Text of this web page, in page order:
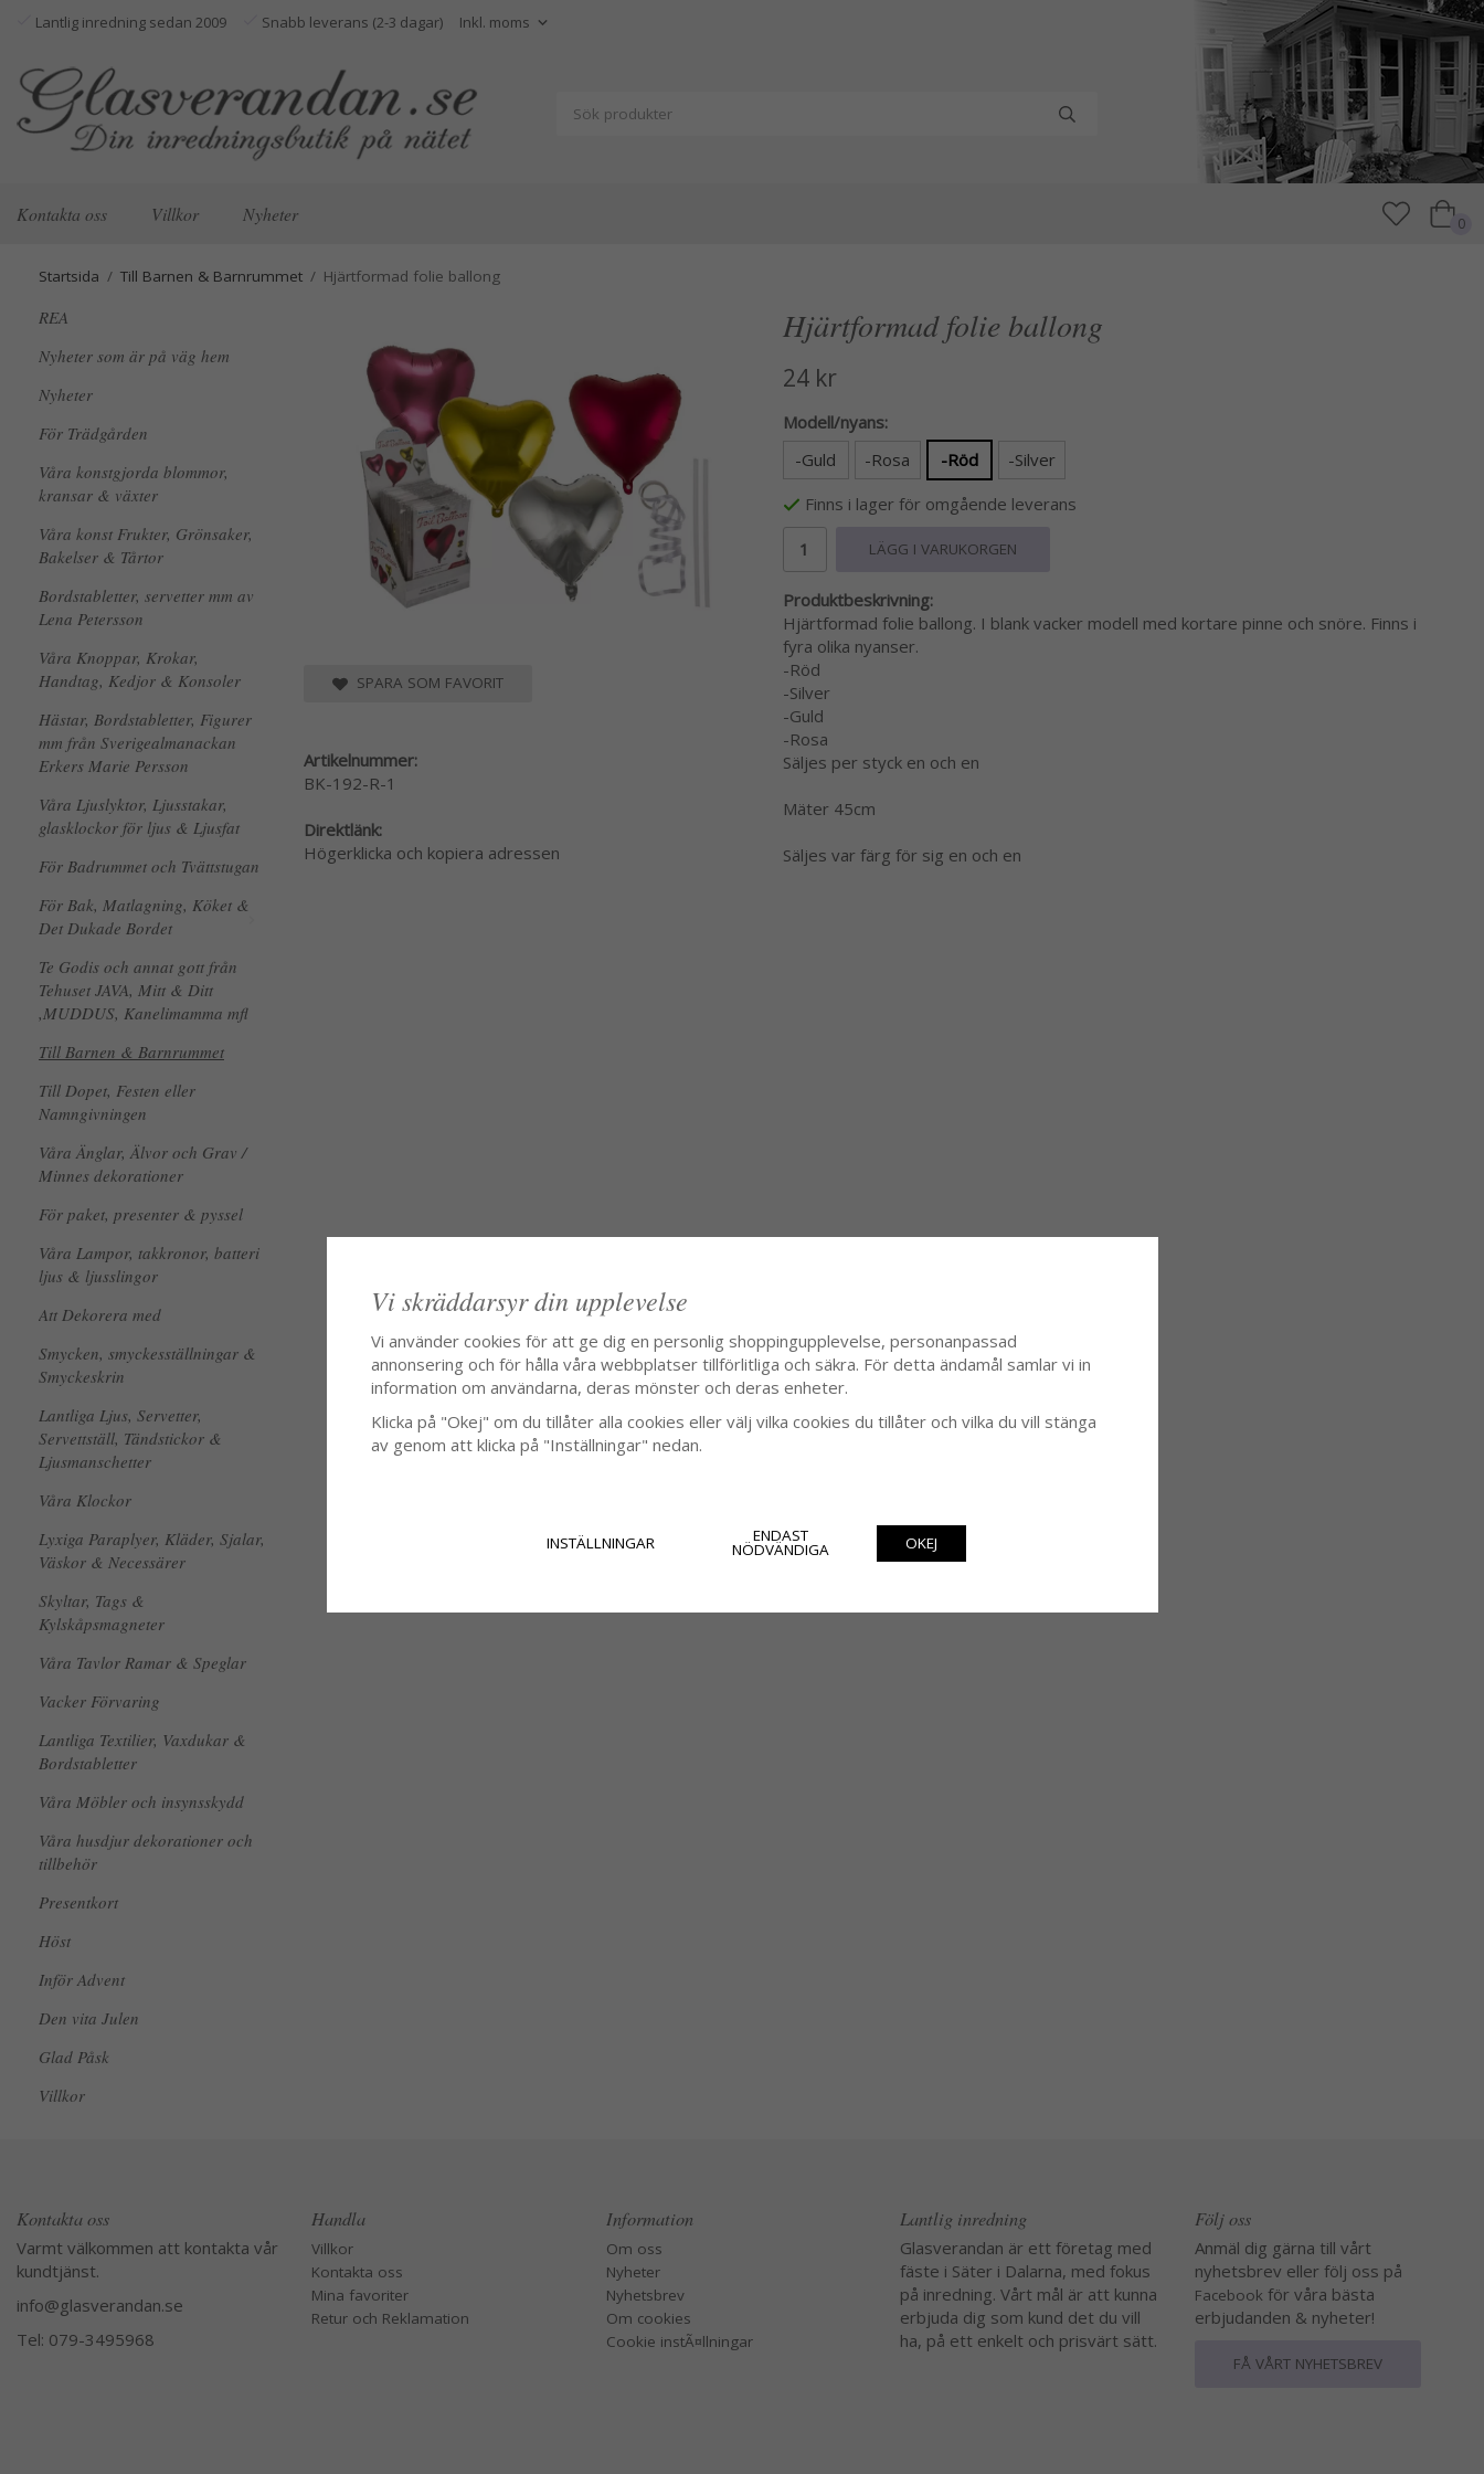
Lantlig inredning sedan 2009 Snabb leverans (2-3 dagar)
Kontakta oss Villkor Nyheter 0
Startsida / Till Barnen & Barnrummet / Hjärtformad folie ballong
REA
Nyheter som är på väg hem
Nyheter
För Trädgården
Våra konstgjorda blommor,
kransar & växter
Våra konst Frukter, Grönsaker,
Bakelser & Tårtor
Bordstabletter, servetter mm av
Lena Petersson
Våra Knoppar, Krokar,
Handtag, Kedjor & Konsoler
Hästar, Bordstabletter, Figurer
mm från Sverigealmanackan
Erkers Marie Persson
Våra Ljuslyktor, Ljusstakar,
glasklockor för ljus & Ljusfat
För Badrummet och Tvättstugan
För Bak, Matlagning, Köket &
Det Dukade Bordet
Te Godis och annat gott från
Tehuset JAVA, Mitt & Ditt
,MUDDUS, Kanelimamma mfl
Till Barnen & Barnrummet
Till Dopet, Festen eller
Namngivningen
Våra Änglar, Älvor och Grav /
Minnes dekorationer
För paket, presenter & pyssel
Våra Lampor, takkronor, batteri
ljus & ljusslingor
Att Dekorera med
Smycken, smyckesställningar &
Smyckeskrin
Lantliga Ljus, Servetter,
Servettställ, Tändstickor &
Ljusmanschetter
Våra Klockor
Lyxiga Paraplyer, Kläder, Sjalar,
Väskor & Necessärer
Skyltar, Tags &
Kylskåpsmagneter
Våra Tavlor Ramar & Speglar
Vacker Förvaring
Lantliga Textilier, Vaxdukar &
Bordstabletter
Våra Möbler och insynsskydd
Våra husdjur dekorationer och
tillbehör
Presentkort
Höst
Inför Advent
Den vita Julen
Glad Påsk
Villkor
Hjärtformad folie ballong
24 kr
Modell/nyans:
-Guld
-Rosa -Röd -Silver
Finns i lager för omgående leverans
LÄGG I VARUKORGEN
Produktbeskrivning:
Hjärtformad folie ballong. I blank vacker modell med kortare pinne och snöre. Finns i
fyra olika nyanser.
-Röd
-Silver
-Guld
-Rosa
Säljes per styck en och en
Mäter 45cm
Säljes var färg för sig en och en
SPARA SOM FAVORIT
Artikelnummer:
BK-192-R-1
Direktlänk:
Högerklicka och kopiera adressen
Kontakta oss
Varmt välkommen att kontakta vår
kundtjänst.
info@glasverandan.se
Tel: 079-3495968
Handla
Villkor
Kontakta oss
Mina favoriter
Retur och Reklamation
Information
Om oss
Nyheter
Nyhetsbrev
Om cookies
Cookie instÃ¤llningar
Lantlig inredning
Glasverandan är ett företag med
fäste i Säter i Dalarna, med fokus
på inredning. Vårt mål är att kunna
erbjuda dig som kund det du vill
ha, på ett enkelt och prisvärt sätt.
Följ oss
Anmäl dig gärna till vårt
nyhetsbrev eller följ oss på
Facebook för våra bästa
erbjudanden & nyheter!
FÅ VÅRT NYHETSBREV
Vi skräddarsyr din upplevelse
Vi använder cookies för att ge dig en personlig shoppingupplevelse, personanpassad
annonsering och för hålla våra webbplatser tillförlitliga och säkra. För detta ändamål samlar vi in
information om användarna, deras mönster och deras enheter.
Klicka på "Okej" om du tillåter alla cookies eller välj vilka cookies du tillåter och vilka du vill stänga
av genom att klicka på "Inställningar" nedan.
INSTÄLLNINGAR ENDAST
NÖDVÄNDIGA OKEJ